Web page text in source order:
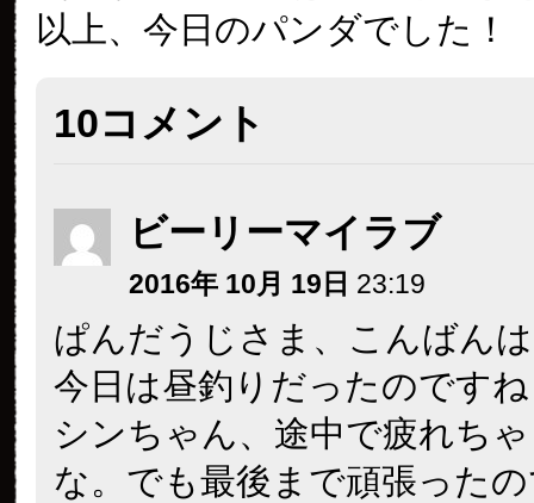
以上、今日のパンダでした！
10コメント
ビーリーマイラブ
2016年 10月 19日 23:19
ぱんだうじさま、こんばん
今日は昼釣りだったのです
シンちゃん、途中で疲れち
な。でも最後まで頑張った